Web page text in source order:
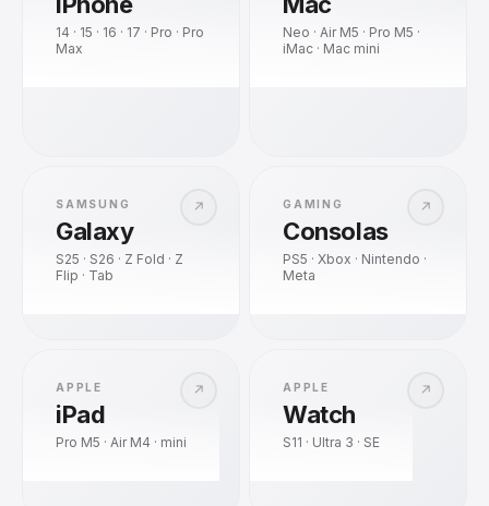
14 · 15 · 16 · 17 · Pro · Pro
Max
Neo · Air M5 · Pro M5 ·
iMac · Mac mini
↗
SAMSUNG
Galaxy
S25 · S26 · Z Fold · Z
Flip · Tab
↗
GAMING
Consolas
PS5 · Xbox · Nintendo ·
Meta
↗
APPLE
iPad
Pro M5 · Air M4 · mini
↗
APPLE
Watch
S11 · Ultra 3 · SE